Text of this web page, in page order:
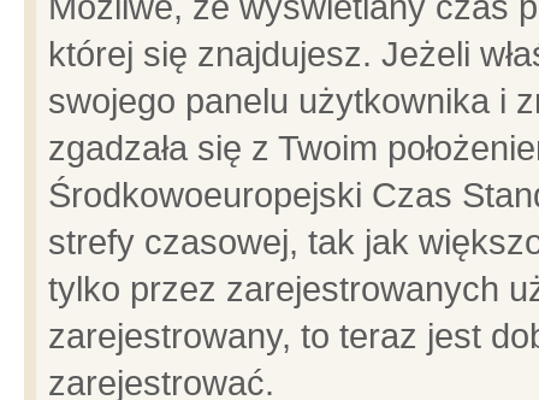
której się znajdujesz. Jeżeli
swojego panelu użytkownika i
zgadzała się z Twoim
Środkowoeuropejski Czas
strefy czasowej, tak jak
tylko przez zarejestrowanych
zarejestrowany, to teraz jest
zarejestrować.